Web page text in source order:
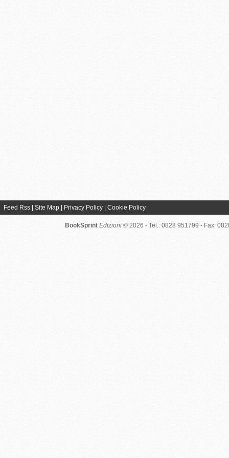
Feed Rss Site Map Privacy Policy Cookie Policy
BookSprint Edizioni © 2026 - Tel.: 0828 951799 - Fax: